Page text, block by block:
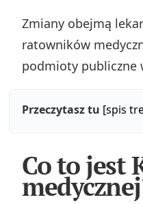
Zmiany obejmą
ratowników
podmioty publiczne
Przeczytasz tu [spis
Co to jest